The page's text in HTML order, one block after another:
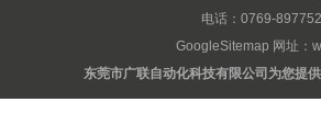
电话：0769-
GoogleSitemap 网址：
东莞市广联自动化科技有限公司为您提